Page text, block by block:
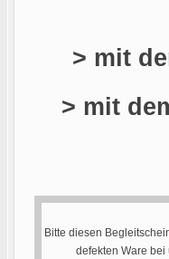
> mit
> mit
Bitte diesen
defekten Ware